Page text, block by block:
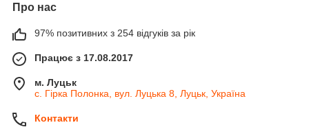
Про нас
97% позитивних з 254 відгуків за рік
Працює з 17.08.2017
м. Луцьк
с. Гірка Полонка, вул. Луцька 8, Луцьк, Україна
Контакти